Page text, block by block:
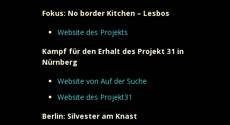
Fokus: No border Kitchen – Lesbos
Website des Projekts
Kampf für den Erhalt des Projekt 31 in
Nürnberg
Website von Auf der Suche
Website des Projekt31
Berlin: Silvester am Knast